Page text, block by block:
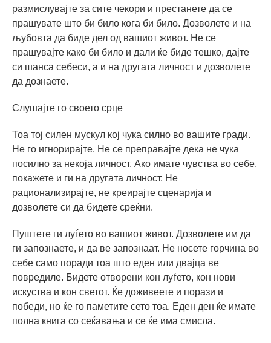
размислувајте за сите чекори и престанете да се
прашувате што би било кога би било. Дозволете и на
љубовта да биде дел од вашиот живот. Не се
прашувајте како би било и дали ќе биде тешко, дајте
си шанса себеси, а и на другата личност и дозволете
да дознаете.
Слушајте го своето срце
Тоа тој силен мускул кој чука силно во вашите гради.
Не го игнорирајте. Не се преправајте дека не чука
посилно за некоја личност. Ако имате чувства во себе,
покажете и ги на другата личност. Не
рационализирајте, не креирајте сценарија и
дозволете си да бидете среќни.
Пуштете ги луѓето во вашиот живот. Дозволете им да
ги запознаете, и да ве запознаат. Не носете горчина во
себе само поради тоа што еден или двајца ве
повредиле. Бидете отворени кон луѓето, кон нови
искуства и кон светот. Ќе доживеете и порази и
победи, но ќе го паметите сето тоа. Еден ден ќе имате
полна книга со сеќавања и се ќе има смисла.